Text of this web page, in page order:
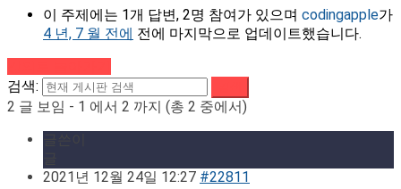
이 주제에는 1개 답변, 2명 참여가 있으며 codingapple가
4 년, 7 월 전에 전에 마지막으로 업데이트했습니다.
검색:
2 글 보임 - 1 에서 2 까지 (총 2 중에서)
2021년 12월 24일 12:27 #22811